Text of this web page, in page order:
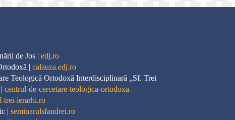
de Jos | edj.ro
| calauza.edj.ro
Teologică Ortodoxă Interdisciplinară „Sf. Trei
centrul-de-cercetare-teologica-ortodoxa-
trei-ierarhi.ro
| seminarulsfandrei.ro